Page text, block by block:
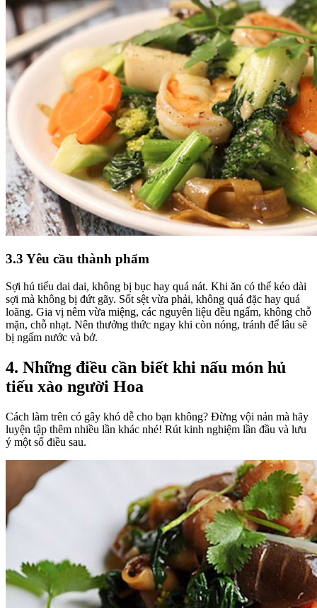
3.3 Yêu cầu thành phẩm
Sợi hủ tiếu dai dai, không bị bục hay quá nát. Khi ăn có thể kéo dài
sợi mà không bị đứt gãy. Sốt sệt vừa phải, không quá đặc hay quá
loãng. Gia vị nêm vừa miệng, các nguyên liệu đều ngấm, không chỗ
mặn, chỗ nhạt. Nên thưởng thức ngay khi còn nóng, tránh để lâu sẽ
bị ngấm nước và bở.
4. Những điều cần biết khi nấu món hủ
tiếu xào người Hoa
Cách làm trên có gây khó dễ cho bạn không? Đừng vội nản mà hãy
luyện tập thêm nhiều lần khác nhé! Rút kinh nghiệm lần đầu và lưu
ý một số điều sau.